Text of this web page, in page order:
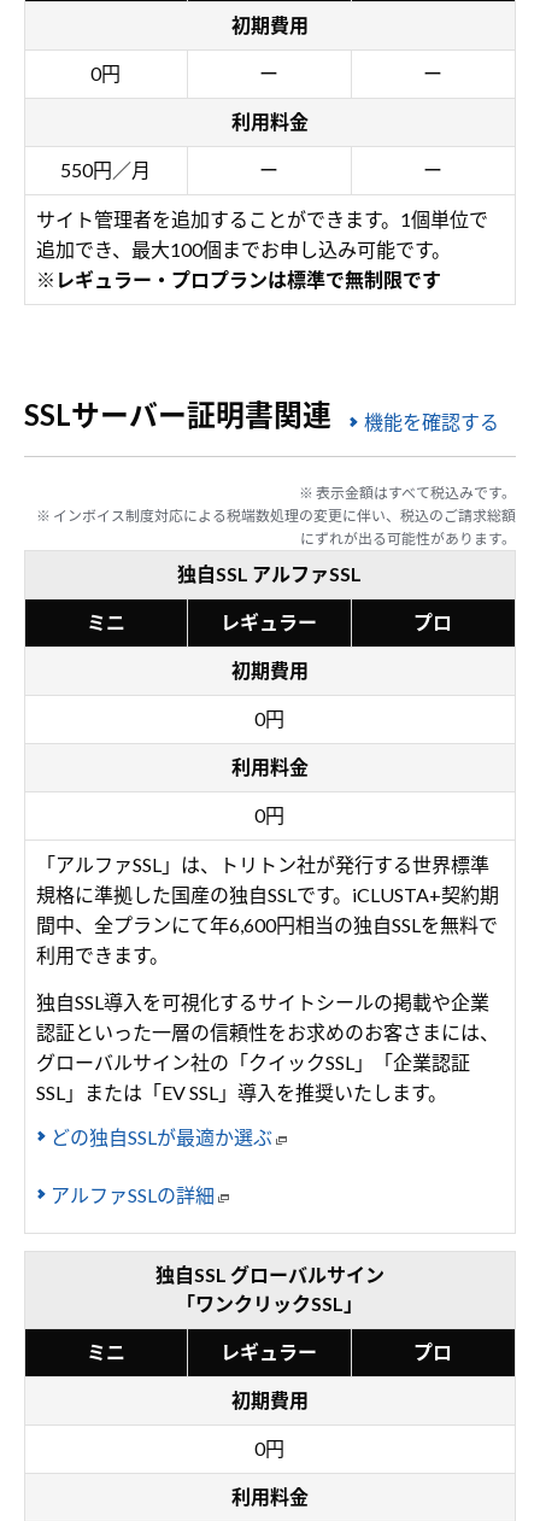
初期費用
0円 ー ー
利用料金
550円／月 ー ー
サイト管理者を追加することができます。1個単位で
追加でき、最大100個までお申し込み可能です。
※レギュラー・プロプランは標準で無制限です
SSLサーバー証明書関連 機能を確認する
※ 表示金額はすべて税込みです。
※ インボイス制度対応による税端数処理の変更に伴い、税込のご請求総額
にずれが出る可能性があります。
独自SSL アルファSSL
ミニ レギュラー プロ
初期費用
0円
利用料金
0円
「アルファSSL」は、トリトン社が発行する世界標準
規格に準拠した国産の独自SSLです。iCLUSTA+契約期
間中、全プランにて年6,600円相当の独自SSLを無料で
利用できます。
独自SSL導入を可視化するサイトシールの掲載や企業
認証といった一層の信頼性をお求めのお客さまには、
グローバルサイン社の「クイックSSL」「企業認証
SSL」または「EV SSL」導入を推奨いたします。
どの独自SSLが最適か選ぶ
アルファSSLの詳細
独自SSL グローバルサイン
「ワンクリックSSL」
ミニ レギュラー プロ
初期費用
0円
利用料金